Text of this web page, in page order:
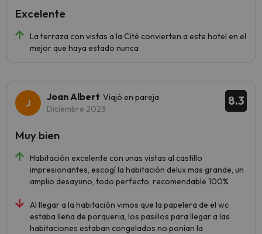
La terraza con vistas a la Cité convierten a este hotel en el
mejor que haya estado nunca
Excelente
8.3
Joan Albert Viajó en pareja
Diciembre 2023
Habitación excelente con unas vistas al castillo
impresionantes, escogí la habitación delux mas grande, un
amplio desayuno, todo perfecto, recomendable 100%
Al llegar a la habitación vimos que la papelera de el wc
estaba llena de porqueria, los pasillos para llegar a las
habitaciones estaban congelados no ponian la
Muy bien